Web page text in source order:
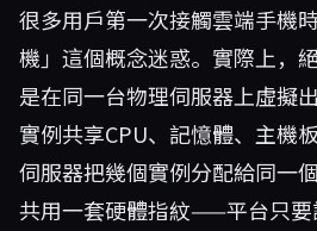
很多用戶第一次接觸雲端手機
機」這個概念迷惑。實際上，
是在同一台物理伺服器上虛擬
實例共享CPU、記憶體、主機
伺服器把幾個實例分配給同一
共用一套硬體指紋——平台只